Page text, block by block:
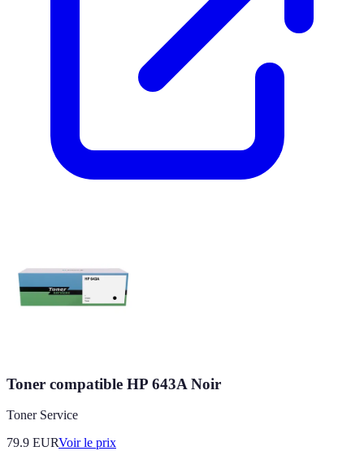
Toner compatible HP 643A Noir
Toner Service
79.9 EURVoir le prix